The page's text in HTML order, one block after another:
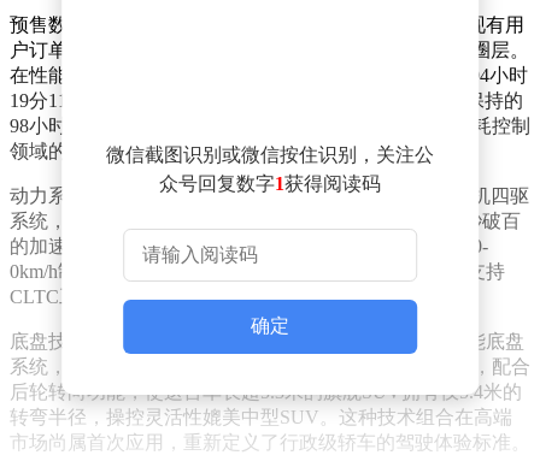
预售数据显示，蔚来ES9展现出强劲的市场吸引力，非现有用
户订单量达到去年ES8同期的1.5倍，成功突破原有用户圈层。
在性能验证方面，该车型刚完成“万里越雄关”挑战，以94小时
19分11秒的成绩完成一万公里连续行驶，刷新乐道L60保持的
98小时06分纯电车型纪录，充分证明其在续航管理和能耗控制
领域的领先技术。
动力系统方面，ES9搭载全域900V高压架构，配备双电机四驱
系统，峰值功率达520kW，峰值扭矩700N·m，实现4.3秒破百
的加速性能。制动系统标配自研高性能六活塞卡钳，100-
0km/h制动距离仅35.3米。续航方面，102kWh电池包可支持
CLTC工况下620公里综合续航，满足长途出行需求。
底盘技术是ES9的核心竞争力之一。该车型搭载天行智能底盘
系统，集成全主动悬架与国内唯一量产的线控转向技术，配合
后轮转向功能，使这台车长超5.3米的旗舰SUV拥有仅5.4米的
转弯半径，操控灵活性媲美中型SUV。这种技术组合在高端
市场尚属首次应用，重新定义了行政级轿车的驾驶体验标准。
微信截图识别或微信按住识别，关注公
众号回复数字1获得阅读码
确定